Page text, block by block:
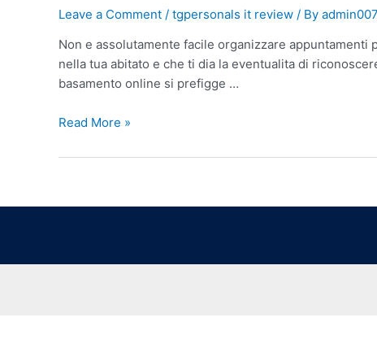
Leave a Comment / tgpersonals it review / By admin007
Non e assolutamente facile organizzare
nella tua abitato e che ti dia la eventualita di
basamento online si prefigge …
Read More »